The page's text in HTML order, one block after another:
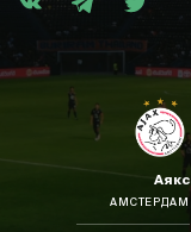
Аякс
АМСТЕРДАМ